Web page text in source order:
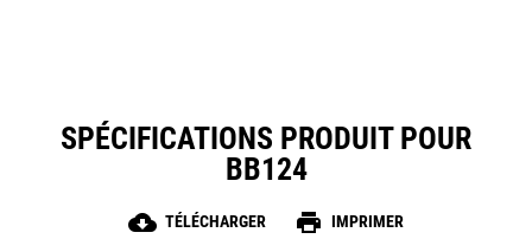
SPÉCIFICATIONS PRODUIT POUR
BB124
cloud_download TÉLÉCHARGER print IMPRIMER